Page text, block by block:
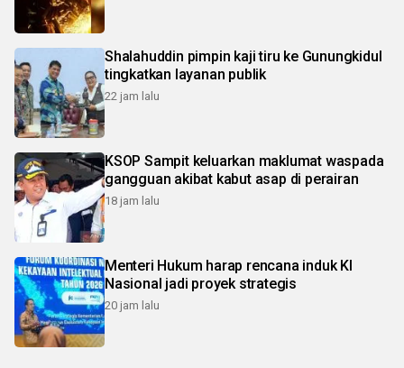
Shalahuddin pimpin kaji tiru ke Gunungkidul
tingkatkan layanan publik
22 jam lalu
KSOP Sampit keluarkan maklumat waspada
gangguan akibat kabut asap di perairan
18 jam lalu
Menteri Hukum harap rencana induk KI
Nasional jadi proyek strategis
20 jam lalu